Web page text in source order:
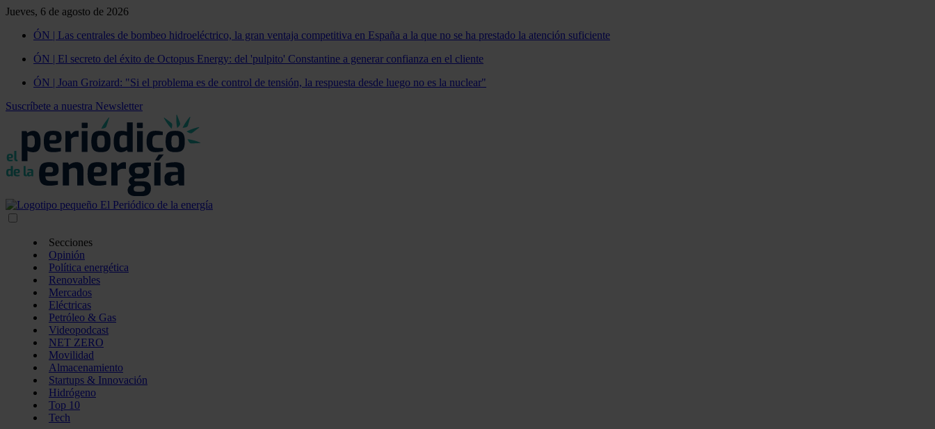
Jueves, 6 de agosto de 2026
ÓN | Las centrales de bombeo hidroeléctrico, la gran ventaja competitiva en España a la que no se ha prestado la atención suficiente
ÓN | El secreto del éxito de Octopus Energy: del 'pulpito' Constantine a generar confianza en el cliente
ÓN | Joan Groizard: "Si el problema es de control de tensión, la respuesta desde luego no es la nuclear"
Suscríbete a nuestra Newsletter
Secciones
Opinión
Política energética
Renovables
Mercados
Eléctricas
Petróleo & Gas
Videopodcast
NET ZERO
Movilidad
Almacenamiento
Startups & Innovación
Hidrógeno
Top 10
Tech